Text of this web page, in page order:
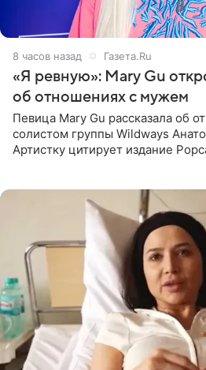
8 часов назад Газета.Ru
«Я ревную»: Mary Gu
об отношениях с мужем
Певица Mary Gu рассказала об
солистом группы Wildways
Артистку цитирует издание